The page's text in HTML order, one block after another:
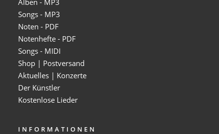
Songs - MP3
Noten - PDF
Notenhefte - PDF
Songs - MIDI
Shop | Postversand
Aktuelles | Konzerte
Der Künstler
Kostenlose Lieder
INFORMATIONEN